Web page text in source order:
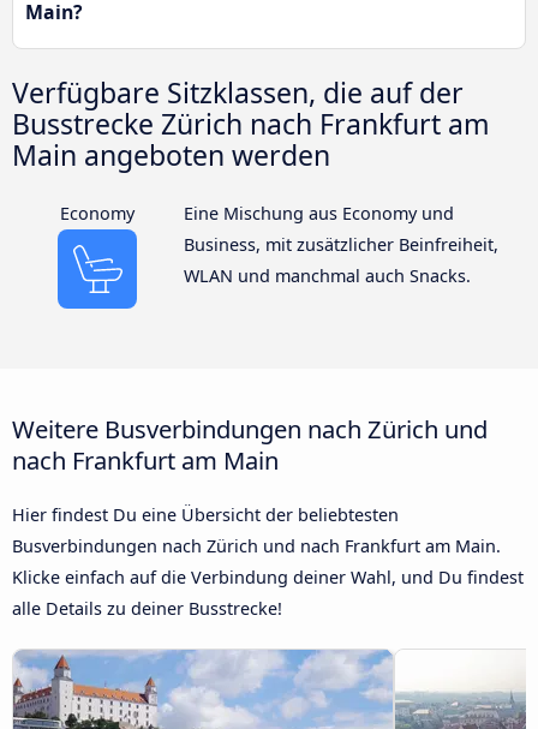
Main?
Verfügbare Sitzklassen, die auf der
Busstrecke Zürich nach Frankfurt am
Main angeboten werden
Economy
Eine Mischung aus Economy und
Business, mit zusätzlicher Beinfreiheit,
WLAN und manchmal auch Snacks.
Weitere Busverbindungen nach Zürich und
nach Frankfurt am Main
Hier findest Du eine Übersicht der beliebtesten
Busverbindungen nach Zürich und nach Frankfurt am Main.
Klicke einfach auf die Verbindung deiner Wahl, und Du findest
alle Details zu deiner Busstrecke!